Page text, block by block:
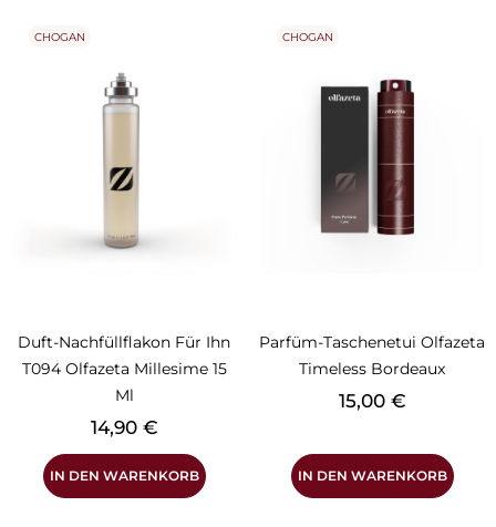
Duft-Nachfüllflakon Für Ihn
T094 Olfazeta Millesime 15
Ml
Preis
14,90 €
IN DEN WARENKORB
CHOGAN
Parfüm-Taschenetui Olfazeta
Timeless Bordeaux
Preis
15,00 €
IN DEN WARENKORB
CHOGAN